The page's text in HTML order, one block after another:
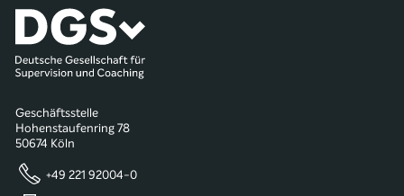
Geschäftsstelle
Hohenstaufenring 78
50674 Köln
+49 221 92004-0